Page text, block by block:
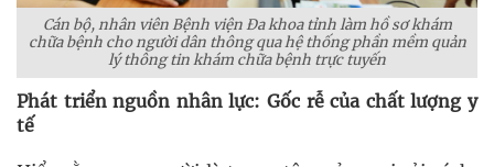
Cán bộ, nhân viên Bệnh viện Đa khoa tỉnh làm hồ sơ khám
chữa bệnh cho người dân thông qua hệ thống phần mềm quản
lý thông tin khám chữa bệnh trực tuyến
Phát triển nguồn nhân lực: Gốc rễ của chất lượng y
tế